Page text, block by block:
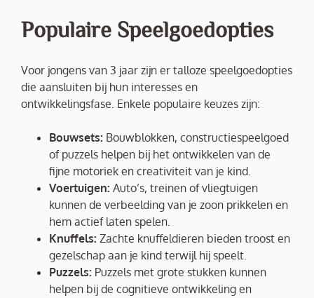
Populaire Speelgoedopties
Voor jongens van 3 jaar zijn er talloze speelgoedopties
die aansluiten bij hun interesses en
ontwikkelingsfase. Enkele populaire keuzes zijn:
Bouwsets: Bouwblokken, constructiespeelgoed
of puzzels helpen bij het ontwikkelen van de
fijne motoriek en creativiteit van je kind.
Voertuigen: Auto’s, treinen of vliegtuigen
kunnen de verbeelding van je zoon prikkelen en
hem actief laten spelen.
Knuffels: Zachte knuffeldieren bieden troost en
gezelschap aan je kind terwijl hij speelt.
Puzzels: Puzzels met grote stukken kunnen
helpen bij de cognitieve ontwikkeling en